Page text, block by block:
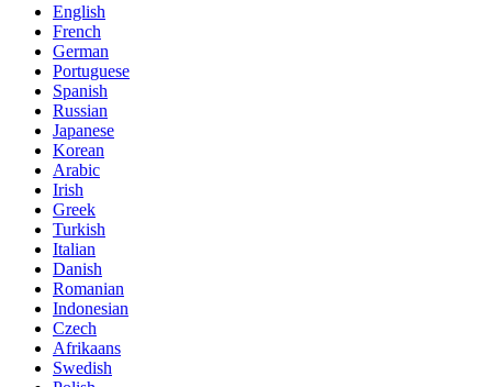
English
French
German
Portuguese
Spanish
Russian
Japanese
Korean
Arabic
Irish
Greek
Turkish
Italian
Danish
Romanian
Indonesian
Czech
Afrikaans
Swedish